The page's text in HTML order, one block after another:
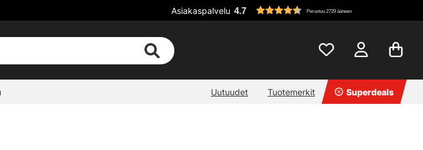
Asiakaspalvelu 4.7 Perustuu 2729 ääneen
Uutuudet Tuotemerkit Superdeals